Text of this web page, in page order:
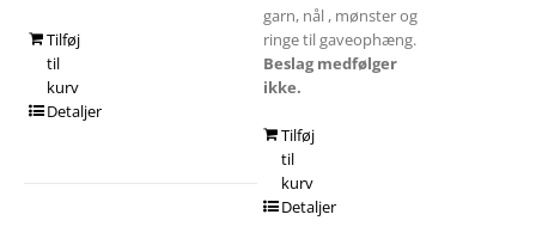
Tilføj
til
kurv
Detaljer
garn, nål , mønster og
ringe til gaveophæng.
Beslag medfølger
ikke.
Tilføj
til
kurv
Detaljer